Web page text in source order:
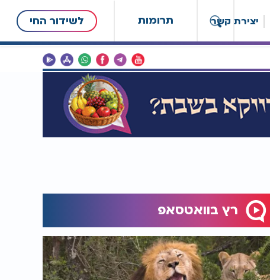
תרומות לשידור החי יצירת קשר
רץ בוואטסאפ